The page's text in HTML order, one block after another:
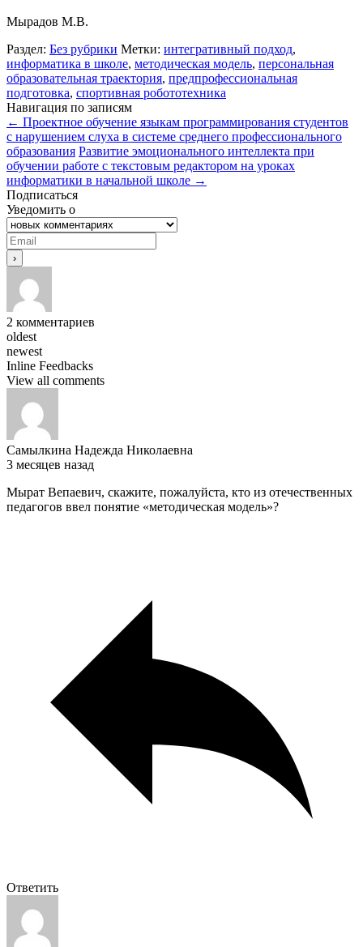
Мырадов М.В.
Раздел: Без рубрики Метки: интегративный подход,
информатика в школе, методическая модель, персональная
образовательная траектория, предпрофессиональная
подготовка, спортивная робототехника
Навигация по записям
← Проектное обучение языкам программирования студентов
с нарушением слуха в системе среднего профессионального
образования Развитие эмоционального интеллекта при
обучении работе с текстовым редактором на уроках
информатики в начальной школе →
Подписаться
Уведомить о
2 комментариев
oldest
newest
Inline Feedbacks
View all comments
Самылкина Надежда Николаевна
3 месяцев назад
Мырат Вепаевич, скажите, пожалуйста, кто из отечественных
педагогов ввел понятие «методическая модель»?
Ответить